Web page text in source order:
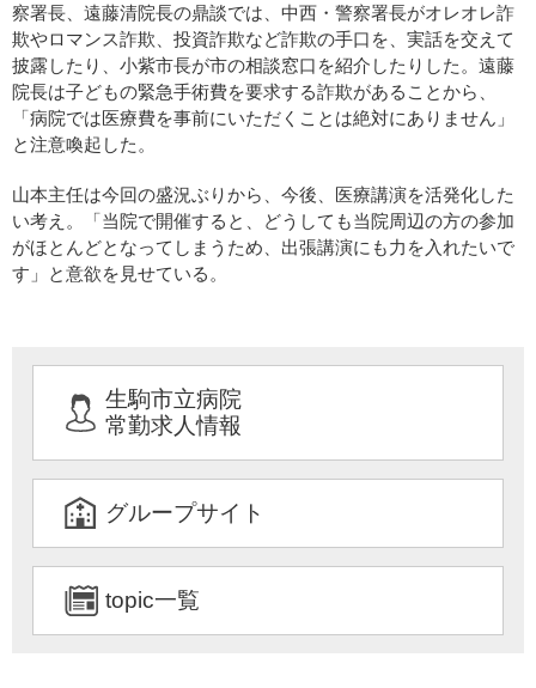
察署長、遠藤清院長の鼎談では、中西・警察署長がオレオレ詐
欺やロマンス詐欺、投資詐欺など詐欺の手口を、実話を交えて
披露したり、小紫市長が市の相談窓口を紹介したりした。遠藤
院長は子どもの緊急手術費を要求する詐欺があることから、
「病院では医療費を事前にいただくことは絶対にありません」
と注意喚起した。
山本主任は今回の盛況ぶりから、今後、医療講演を活発化した
い考え。「当院で開催すると、どうしても当院周辺の方の参加
がほとんどとなってしまうため、出張講演にも力を入れたいで
す」と意欲を見せている。
生駒市立病院
常勤求人情報
グループサイト
topic一覧